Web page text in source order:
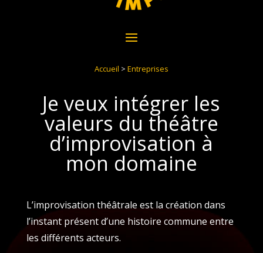
Accueil > Entreprises
Je veux intégrer les
valeurs du théâtre
d’improvisation à
mon domaine
L’improvisation théâtrale est la création dans
l’instant présent d’une histoire commune entre
les différents acteurs.